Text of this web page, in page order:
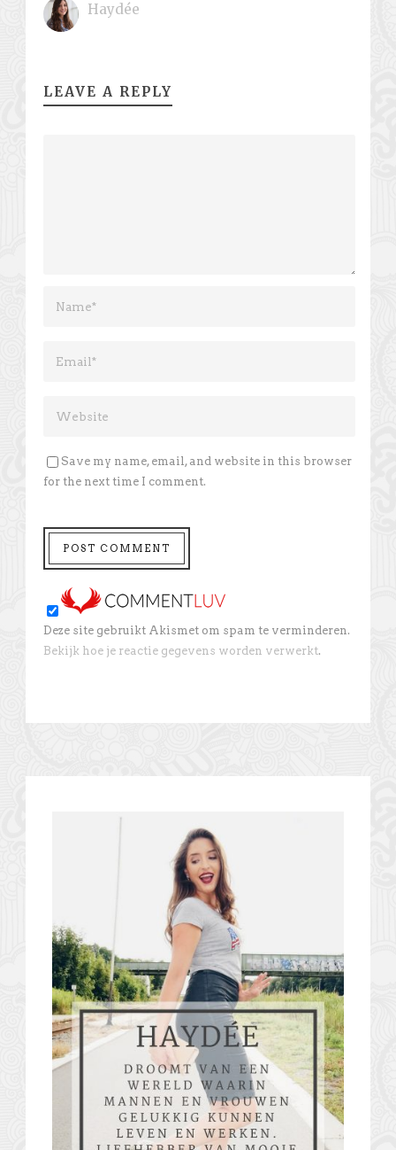
Haydée
LEAVE A REPLY
Save my name, email, and website in this browser
for the next time I comment.
Deze site gebruikt Akismet om spam te verminderen.
Bekijk hoe je reactie gegevens worden verwerkt.